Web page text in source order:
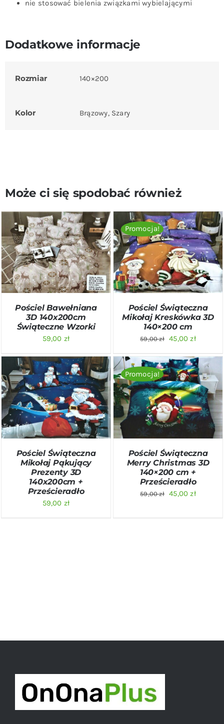
nie stosować bielenia związkami wybielającymi
Dodatkowe informacje
Rozmiar 140×200
Kolor Brązowy, Szary
Może ci się spodobać również
DODAJ DO KOSZYKA
/
SZCZEGÓŁY
Pościel Bawełniana
3D 140x200cm
Świąteczne Wzorki
59,00 zł
Promocja!
DODAJ DO KOSZYKA
/
SZCZEGÓŁY
Pościel Świąteczna
Mikołaj Kreskówka 3D
140×200 cm
59,00zł
Pierwotna
wynosiła:
59,00 zł.
45,00zł
wynosi:
45,00 zł.
DODAJ DO KOSZYKA
/
SZCZEGÓŁY
Pościel Świąteczna
Mikołaj Pąkujący
Prezenty 3D
140x200cm +
Prześcieradło
59,00 zł
Promocja!
DODAJ DO KOSZYKA
/
SZCZEGÓŁY
Pościel Świąteczna
Merry Christmas 3D
140×200 cm +
Prześcieradło
59,00zł
Pierwotna
45,00zł